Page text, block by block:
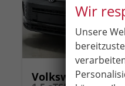
Volkswagen
Wir
Unsere